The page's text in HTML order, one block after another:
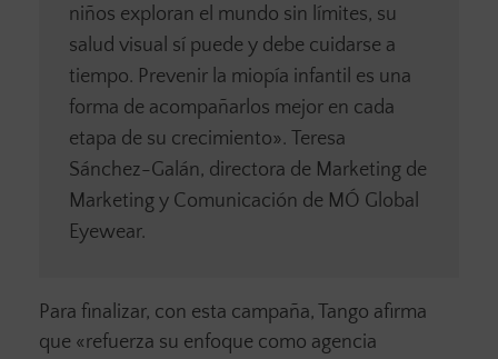
niños exploran el mundo sin límites, su
salud visual sí puede y debe cuidarse a
tiempo. Prevenir la miopía infantil es una
forma de acompañarlos mejor en cada
etapa de su crecimiento». Teresa
Sánchez-Galán, directora de Marketing de
Marketing y Comunicación de MÓ Global
Eyewear.
Para finalizar, con esta campaña, Tango afirma
que «refuerza su enfoque como agencia